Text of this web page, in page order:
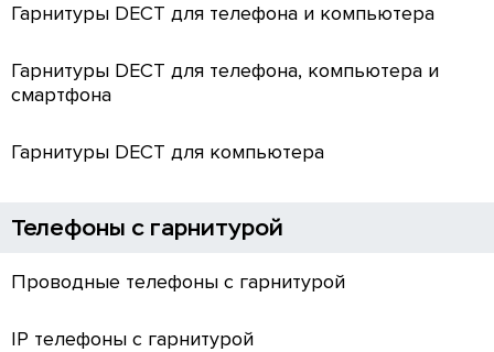
Гарнитуры DECT для телефона и компьютера
Гарнитуры DECT для телефона, компьютера и
смартфона
Гарнитуры DECT для компьютера
Телефоны с гарнитурой
Проводные телефоны с гарнитурой
IP телефоны с гарнитурой